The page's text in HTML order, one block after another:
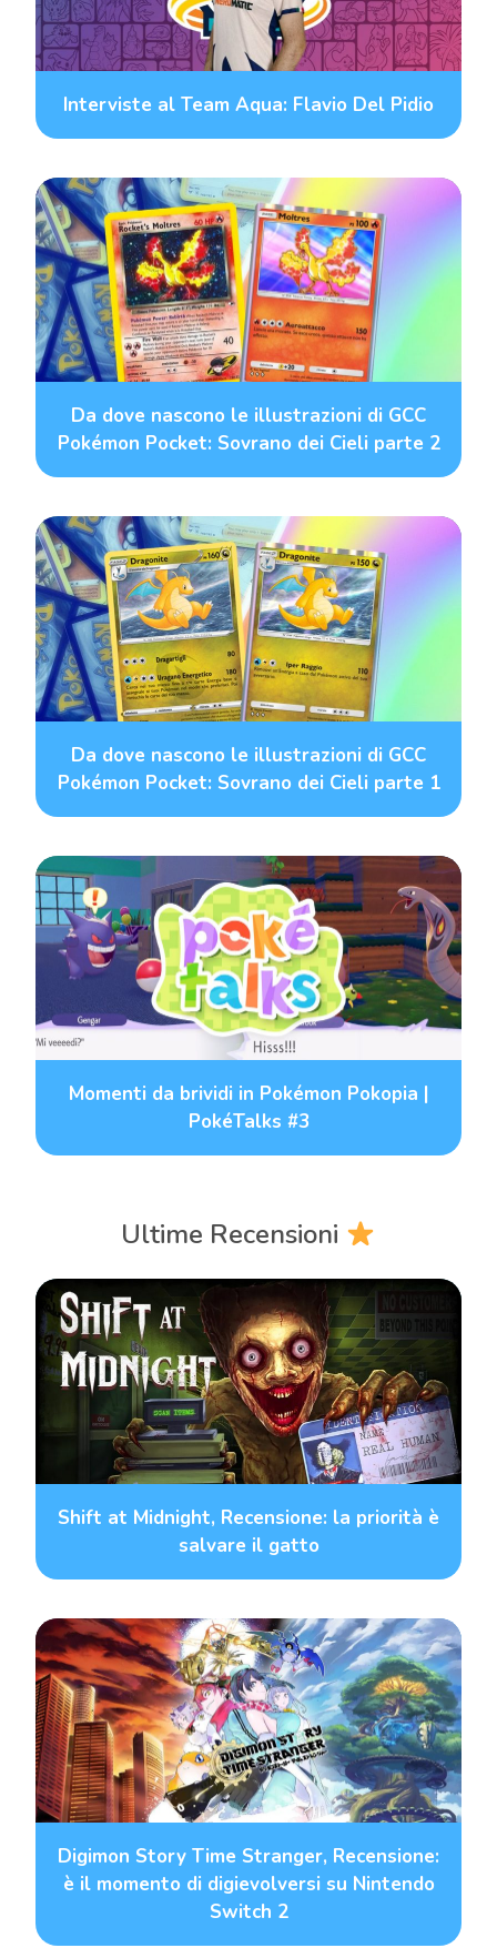
Interviste al Team Aqua: Flavio Del Pidio
Da dove nascono le illustrazioni di GCC
Pokémon Pocket: Sovrano dei Cieli parte 2
Da dove nascono le illustrazioni di GCC
Pokémon Pocket: Sovrano dei Cieli parte 1
Momenti da brividi in Pokémon Pokopia |
PokéTalks #3
Ultime Recensioni
Shift at Midnight, Recensione: la priorità è
salvare il gatto
Digimon Story Time Stranger, Recensione:
è il momento di digievolversi su Nintendo
Switch 2